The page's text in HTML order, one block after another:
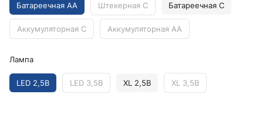
Батареечная AA Штекерная C Батареечная C
Аккумуляторная C Аккумуляторная AA
Лампа
LED 2,5В LED 3,5В XL 2,5В XL 3,5В